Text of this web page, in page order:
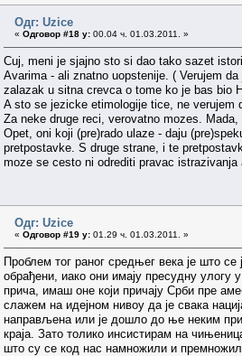
Одг: Uzice
« Одговор #18 у: 00.04 ч. 01.03.2011. »
Cuj, meni je sjajno sto si dao tako sazet
Avarima - ali znatno uopstenije. ( Verujem
zalazak u sitna crevca o tome ko je bas bio
A sto se jezicke etimologije tice, ne verujem
Za neke druge reci, verovatno mozes.
Opet, oni koji (pre)rado ulaze - daju
pretpostavke. S druge strane, i te
moze se cesto ni odrediti pravac
Одг: Uzice
« Одговор #19 у: 01.29 ч. 01.03.2011. »
Проблем тог раног средњег века је што
обрађени, иако они имају пресудну улогу
прича, имаш оне који причају Срби пре
слажем на идејном нивоу да је свака
направљена или је дошло до ње неким
краја. Зато толико инсистирам на
што су се код нас намножили и